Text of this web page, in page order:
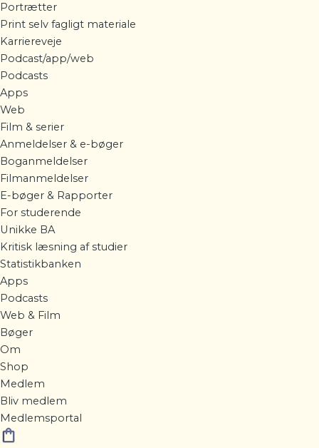
Portrætter
Print selv fagligt materiale
Karriereveje
Podcast/app/web
Podcasts
Apps
Web
Film & serier
Anmeldelser & e-bøger
Boganmeldelser
Filmanmeldelser
E-bøger & Rapporter
For studerende
Unikke BA
Kritisk læsning af studier
Statistikbanken
Apps
Podcasts
Web & Film
Bøger
Om
Shop
Medlem
Bliv medlem
Medlemsportal